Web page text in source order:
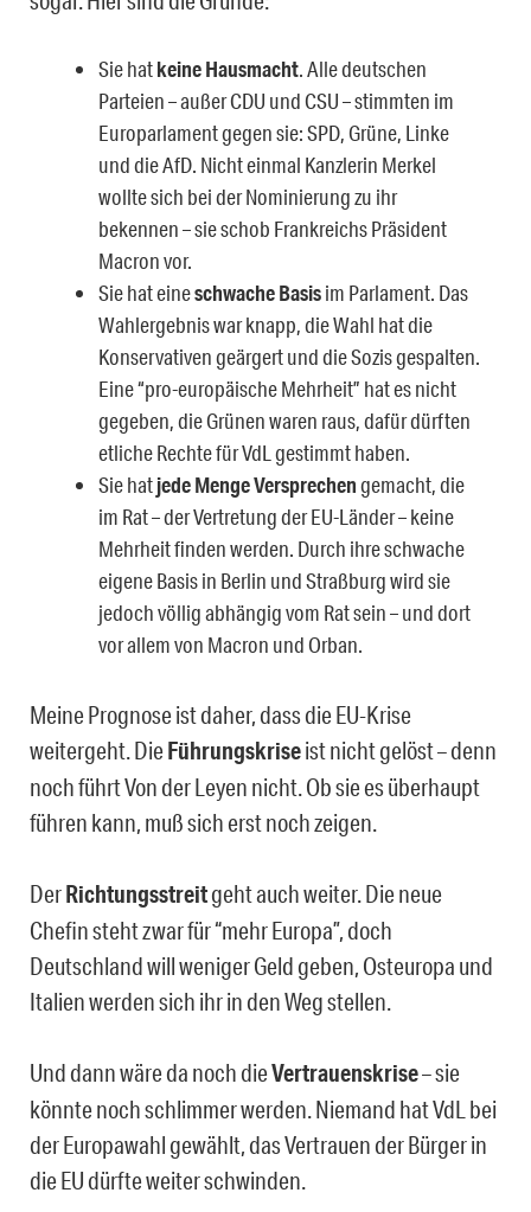
Sie hatkeine Hausmacht. Alle deutschen
Parteien – außer CDU und CSU – stimmten im
Europarlament gegen sie: SPD, Grüne, Linke
und die AfD. Nicht einmal Kanzlerin Merkel
wollte sich bei der Nominierung zu ihr
bekennen – sie schob Frankreichs Präsident
Macron vor.
Sie hat eineschwache Basisim Parlament. Das
Wahlergebnis war knapp, die Wahl hat die
Konservativen geärgert und die Sozis gespalten.
Eine “pro-europäische Mehrheit” hat es nicht
gegeben, die Grünen waren raus, dafür dürften
etliche Rechte für VdL gestimmt haben.
Sie hatjede Menge Versprechengemacht, die
im Rat – der Vertretung der EU-Länder – keine
Mehrheit finden werden. Durch ihre schwache
eigene Basis in Berlin und Straßburg wird sie
jedoch völlig abhängig vom Rat sein – und dort
vor allem von Macron und Orban.
Meine Prognose ist daher, dass die EU-Krise
weitergeht. DieFührungskriseist nicht gelöst – denn
noch führt Von der Leyen nicht. Ob sie es überhaupt
führen kann, muß sich erst noch zeigen.
DerRichtungsstreitgeht auch weiter. Die neue
Chefin steht zwar für “mehr Europa”, doch
Deutschland will weniger Geld geben, Osteuropa und
Italien werden sich ihr in den Weg stellen.
Und dann wäre da noch dieVertrauenskrise– sie
könnte noch schlimmer werden. Niemand hat VdL bei
der Europawahl gewählt, das Vertrauen der Bürger in
die EU dürfte weiter schwinden.